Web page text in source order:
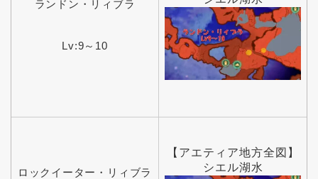
ランドン・リィブラ
Lv:9～10
ロックイーター・リィブラ
【アエティア地方全図】
シエル湖水